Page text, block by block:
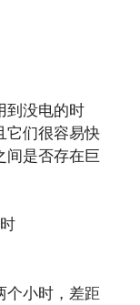
到没电的时
它们很容易快
间是否存在巨
个小时，差距